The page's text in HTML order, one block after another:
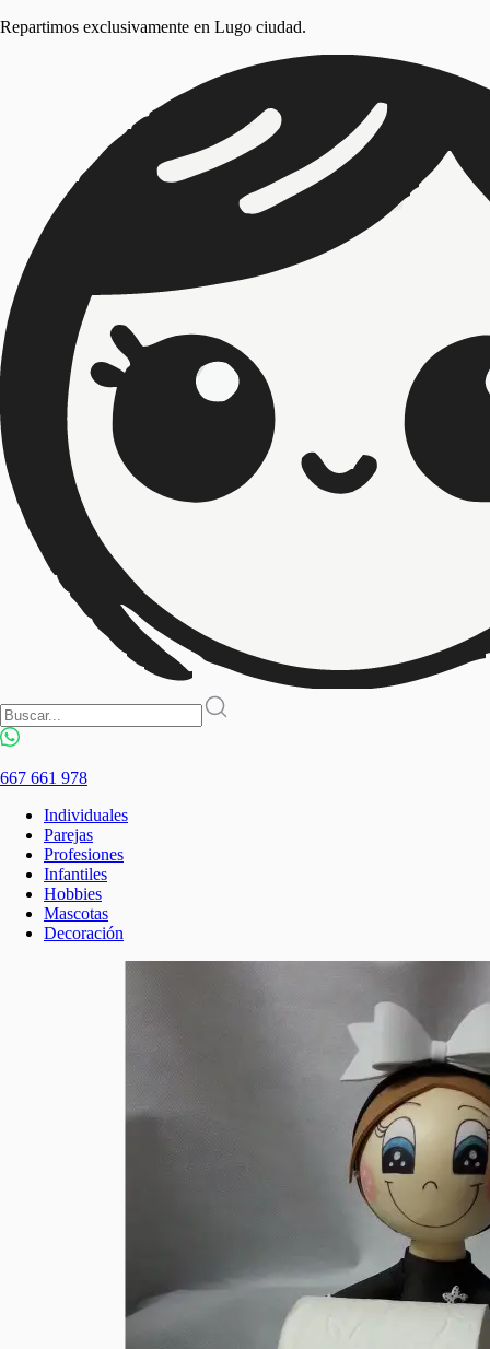
Repartimos exclusivamente en Lugo ciudad.
667 661 978
Individuales
Parejas
Profesiones
Infantiles
Hobbies
Mascotas
Decoración